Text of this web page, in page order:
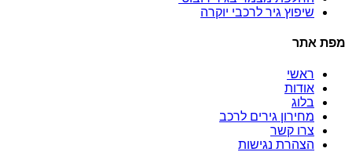
שיפוץ גיר לרכבי יוקרה
מפת אתר
ראשי
אודות
בלוג
מחירון גירים לרכב
צרו קשר
הצהרת נגישות